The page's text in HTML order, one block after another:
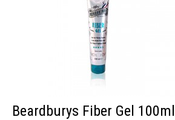
Beardburys Fiber Gel 100ml